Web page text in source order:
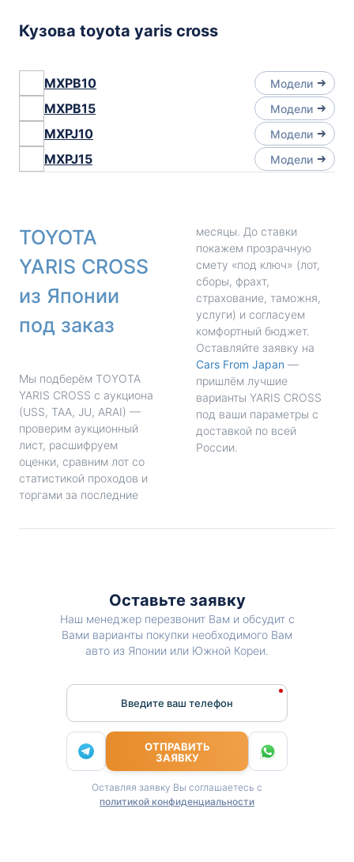
Кузова toyota yaris cross
MXPB10 Модели
MXPB15 Модели
MXPJ10 Модели
MXPJ15 Модели
TOYOTA
YARIS CROSS
из Японии
под заказ
Мы подберём TOYOTA
YARIS CROSS с аукциона
(USS, TAA, JU, ARAI) —
проверим аукционный
лист, расшифруем
оценки, сравним лот со
статистикой проходов и
торгами за последние
месяцы. До ставки
покажем прозрачную
смету «под ключ» (лот,
сборы, фрахт,
страхование, таможня,
услуги) и согласуем
комфортный бюджет.
Оставляйте заявку на
Cars From Japan —
пришлём лучшие
варианты YARIS CROSS
под ваши параметры с
доставкой по всей
России.
Оставьте заявку
Наш менеджер перезвонит Вам и обсудит с
Вами варианты покупки необходимого Вам
авто из Японии или Южной Кореи.
Введите ваш телефон
ОТПРАВИТЬ
ЗАЯВКУ
Оставляя заявку Вы соглашаетесь с
политикой конфиденциальности